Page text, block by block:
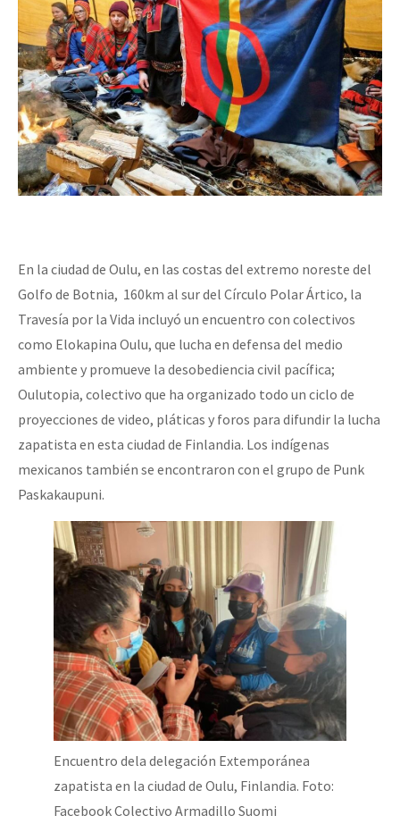
En la ciudad de Oulu, en las costas del extremo noreste del
Golfo de Botnia, 160km al sur del Círculo Polar Ártico, la
Travesía por la Vida incluyó un encuentro con colectivos
como Elokapina Oulu, que lucha en defensa del medio
ambiente y promueve la desobediencia civil pacífica;
Oulutopia, colectivo que ha organizado todo un ciclo de
proyecciones de video, pláticas y foros para difundir la lucha
zapatista en esta ciudad de Finlandia. Los indígenas
mexicanos también se encontraron con el grupo de Punk
Paskakaupuni.
Encuentro dela delegación Extemporánea
zapatista en la ciudad de Oulu, Finlandia. Foto:
Facebook Colectivo Armadillo Suomi